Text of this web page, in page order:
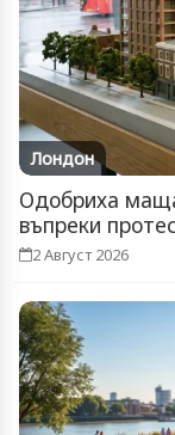
Лондон
Одобриха
въпреки
2 Август 2026